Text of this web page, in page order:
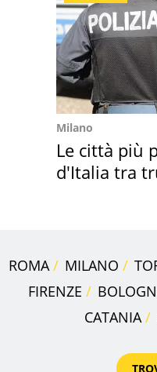
Milano
Le città più
d'Italia tra
ROMA MILANO
FIRENZE
CATANIA